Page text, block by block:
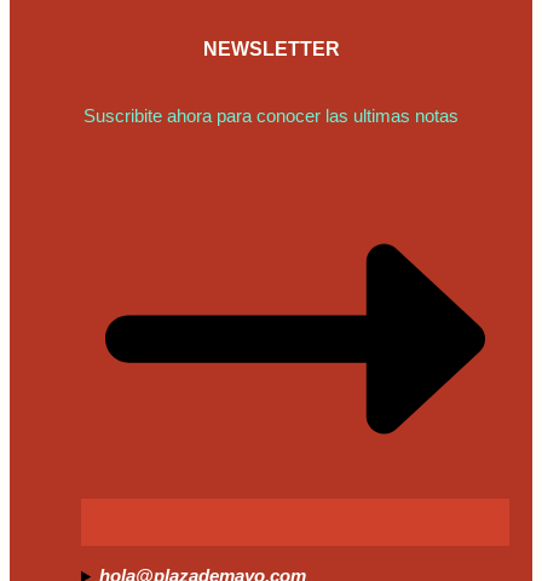
NEWSLETTER
Suscribite ahora para conocer las ultimas notas
hola@plazademayo.com